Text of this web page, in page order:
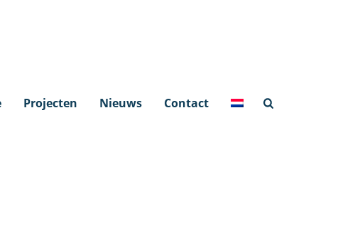
Projecten Nieuws Contact